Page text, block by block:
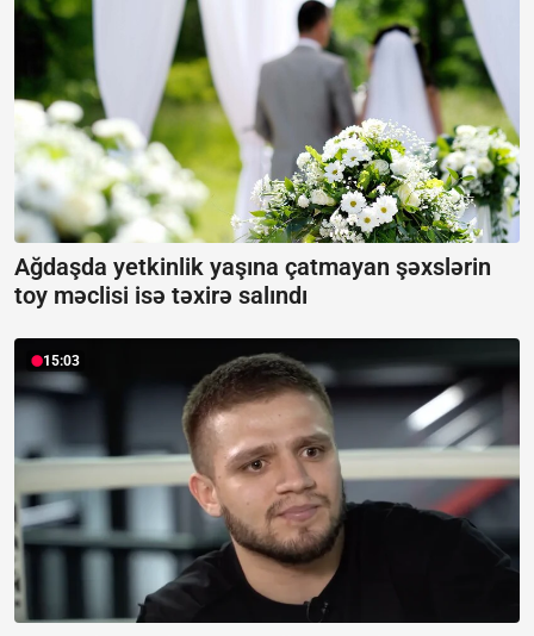
Ağdaşda yetkinlik yaşına çatmayan şəxslərin
toy məclisi isə təxirə salındı
15:03